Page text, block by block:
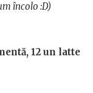
încolo :D)
12 un latte